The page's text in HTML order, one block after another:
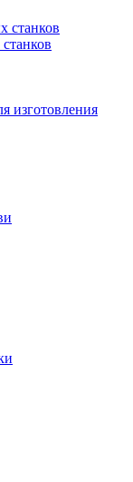
станков
изготовления